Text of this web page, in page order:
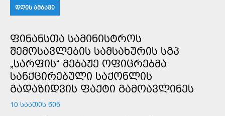
ᲓᲦᲘᲡ ᲐᲛᲑᲐᲕᲘ
ᲤᲘᲜᲐᲜᲡᲗᲐ ᲡᲐᲛᲘᲜᲘᲡᲢᲠᲝᲡ
ᲨᲔᲛᲝᲡᲐᲕᲚᲔᲑᲘᲡ ᲡᲐᲛᲡᲐᲮᲣᲠᲘᲡ ᲡᲒᲞ
„ᲡᲐᲠᲤᲘᲡ“ ᲛᲔᲑᲐᲟᲔ ᲝᲤᲘᲪᲠᲔᲑᲛᲐ
ᲡᲐᲜᲥᲪᲘᲠᲔᲑᲣᲚᲘ ᲡᲐᲥᲝᲜᲚᲘᲡ
ᲒᲐᲓᲐᲖᲘᲓᲕᲘᲡ ᲤᲐᲥᲢᲘ ᲒᲐᲛᲝᲐᲕᲚᲘᲜᲔᲡ
10 ᲡᲐᲐᲗᲘᲡ ᲬᲘᲜ